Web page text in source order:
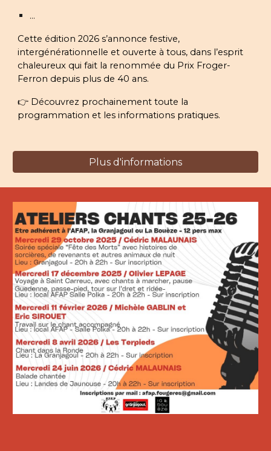
...
Cette édition 2026 s’annonce festive,
intergénérationnelle et ouverte à tous, dans l’esprit
chaleureux qui fait la renommée du Prix Froger-
Ferron depuis plus de 40 ans.
👉 Découvrez prochainement toute la
programmation et les informations pratiques.
Plus d'informations